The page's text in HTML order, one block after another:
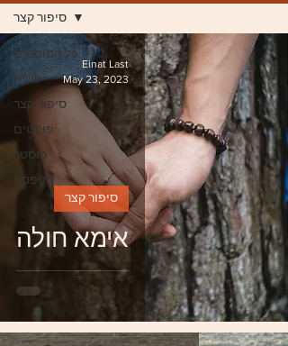
כל הפוסטים
שירה
סיפור קצר
פוסטים
פוסטר
מניפסט
סיפור קצר
אימא חולה
סיפור קצר
Einat Last
May 23, 2023